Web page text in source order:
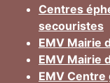
Centres
secouristes
EMV Mairie
EMV Mairie
EMV